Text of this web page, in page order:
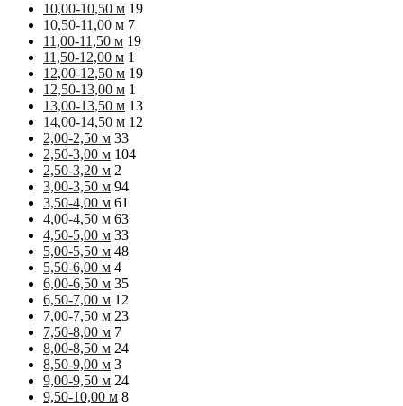
10,00-10,50 м 19
10,50-11,00 м 7
11,00-11,50 м 19
11,50-12,00 м 1
12,00-12,50 м 19
12,50-13,00 м 1
13,00-13,50 м 13
14,00-14,50 м 12
2,00-2,50 м 33
2,50-3,00 м 104
2,50-3,20 м 2
3,00-3,50 м 94
3,50-4,00 м 61
4,00-4,50 м 63
4,50-5,00 м 33
5,00-5,50 м 48
5,50-6,00 м 4
6,00-6,50 м 35
6,50-7,00 м 12
7,00-7,50 м 23
7,50-8,00 м 7
8,00-8,50 м 24
8,50-9,00 м 3
9,00-9,50 м 24
9,50-10,00 м 8